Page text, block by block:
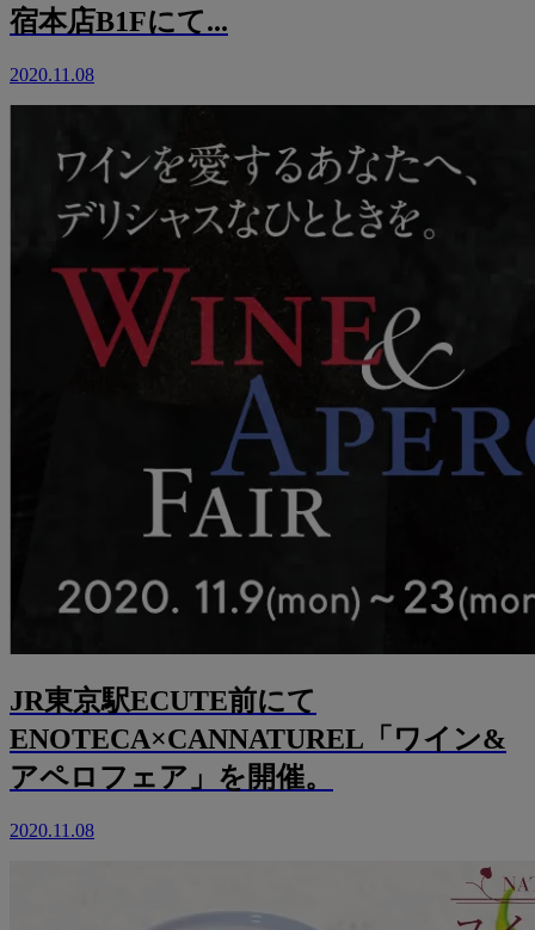
宿本店B1Fにて...
2020.11.08
JR東京駅ECUTE前にて
ENOTECA×CANNATUREL「ワイン&
アペロフェア」を開催。
2020.11.08